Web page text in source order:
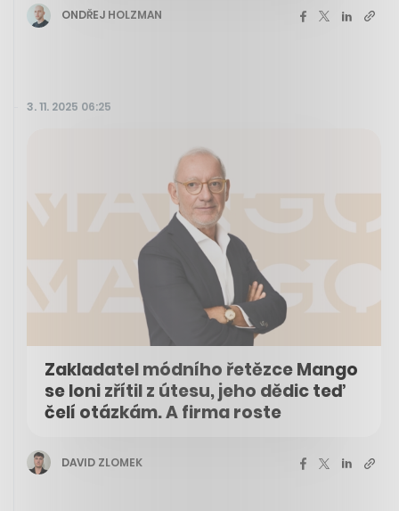
ONDŘEJ HOLZMAN
3. 11. 2025 06:25
Zakladatel módního řetězce Mango
se loni zřítil z útesu, jeho dědic teď
čelí otázkám. A firma roste
DAVID ZLOMEK